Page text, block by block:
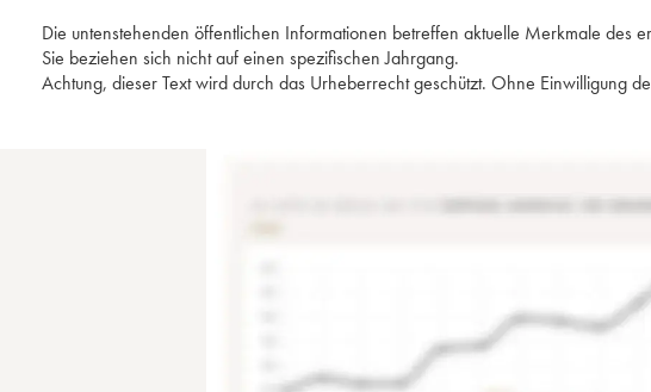
Die untenstehenden öffentlichen Informationen betreffen aktuelle Merkmale des
Sie beziehen sich nicht auf einen spezifischen Jahrgang.
Achtung, dieser Text wird durch das Urheberrecht geschützt. Ohne Einwilligung